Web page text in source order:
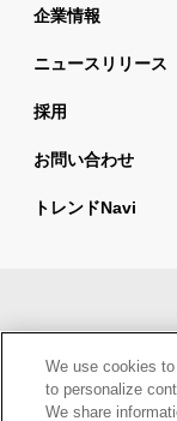
企業情報
ニュースリリース
採用
お問い合わせ
トレンドnavi
情報セキュリティ基本
We use cookies
to personalize
We share